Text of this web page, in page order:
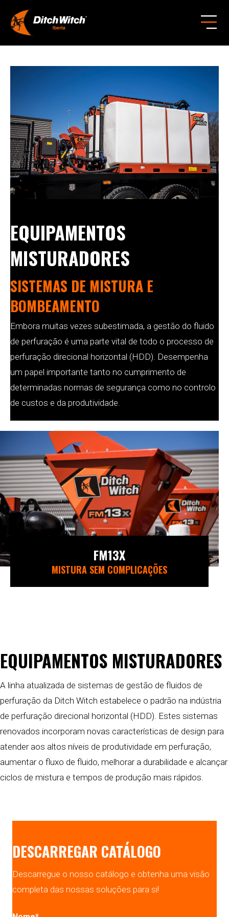
EQUIPAMENTOS
MISTURADORES
SISTEMAS DE MISTURA E
BOMBEAMENTO
Embora muitas vezes subestimada, a gestão do fluido
de perfuração é uma parte vital de todo o processo de
perfuração direcional horizontal (HDD). Desempenha
um papel importante tanto no cumprimento de
determinadas normas de segurança como no controlo
de custos e da produtividade.
FM13X
MISTURA SEM COMPLICAÇÕES
EQUIPAMENTOS MISTURADORES
A linha atualizada de sistemas de gestão de fluidos de
perfuração da Ditch Witch estabelece o padrão na indústria
de perfuração direcional horizontal (HDD). Estes sistemas
renovados incorporam novas características de design para
atender aos altos níveis de produtividade em perfuração,
aumentar o fluxo de fluido, melhorar a durabilidade e alcançar
ciclos de mistura e tempos de produção mais rápidos.
DESCARREGAR CATÁLOGO
Descarregue o nosso catálogo e obtenha uma visão
completa das nossas soluções para si!